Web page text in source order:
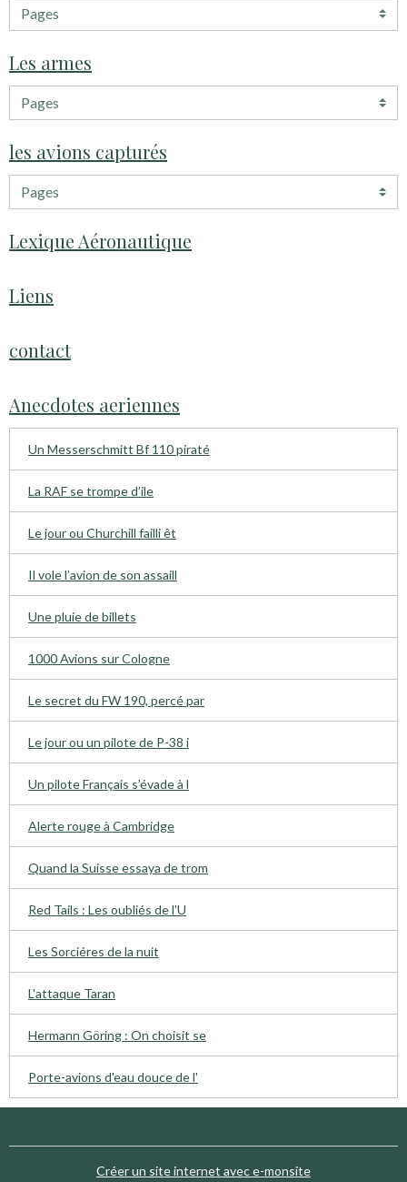
Les armes
les avions capturés
Lexique Aéronautique
Liens
contact
Anecdotes aeriennes
Un Messerschmitt Bf 110 piraté
La RAF se trompe d’ile
Le jour ou Churchill failli êt
Il vole l’avion de son assaill
Une pluie de billets
1000 Avions sur Cologne
Le secret du FW 190, percé par
Le jour ou un pilote de P-38 i
Un pilote Français s’évade à l
Alerte rouge à Cambridge
Quand la Suisse essaya de trom
Red Tails : Les oubliés de l'U
Les Sorciéres de la nuit
L'attaque Taran
Hermann Göring : On choisit se
Porte-avions d'eau douce de l'
Créer un site internet avec e-monsite